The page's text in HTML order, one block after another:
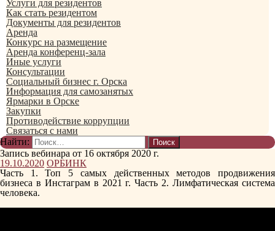
Услуги для резидентов
Как стать резидентом
Документы для резидентов
Аренда
Конкурс на размещение
Аренда конференц-зала
Иные услуги
Консультации
Социальный бизнес г. Орска
Информация для самозанятых
Ярмарки в Орске
Закупки
Противодействие коррупции
Связаться с нами
Найти:
Запись вебинара от 16 октября 2020 г.
19.10.2020 ОРБИНК
Часть 1. Топ 5 самых действенных методов продвижения
бизнеса в Инстаграм в 2021 г. Часть 2. Лимфатическая система
человека.